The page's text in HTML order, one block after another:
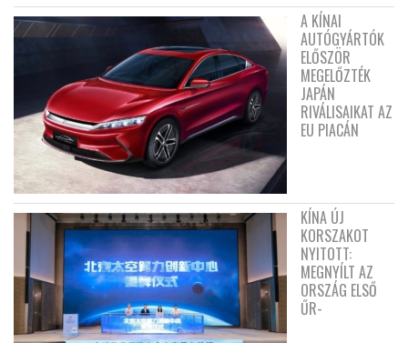
A KÍNAI
AUTÓGYÁRTÓK
ELŐSZÖR
MEGELŐZTÉK
JAPÁN
RIVÁLISAIKAT AZ
EU PIACÁN
KÍNA ÚJ
KORSZAKOT
NYITOTT:
MEGNYÍLT AZ
ORSZÁG ELSŐ
ŰR-